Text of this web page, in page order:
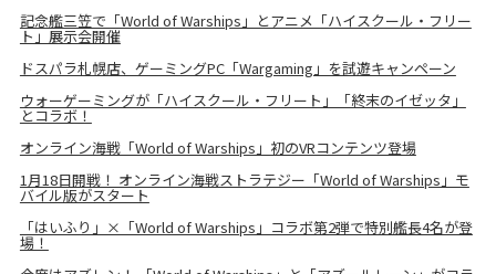
記念艦三笠で「World of Warships」とアニメ「ハイスクール・フリー
ト」展示会開催
ドスパラ札幌店、ゲーミングPC「Wargaming」を試遊キャンペーン
ウォーゲーミングが「ハイスクール・フリート」「終末のイゼッタ」
とコラボ！
オンライン海戦「World of Warships」初のVRコンテンツ登場
1月18日開戦！ オンライン海戦ストラテジー「World of Warships」モ
バイル版がスタート
「はいふり」×「World of Warships」コラボ第2弾で特別艦長4名が登
場！